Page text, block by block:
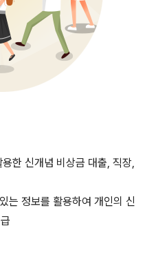
한 신개념 비상금 대출, 직장,
는 정보를 활용하여 개인의 신